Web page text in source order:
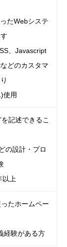
たWebシステ
、Javascript
どのカスタマ
使用
記述できるこ
の設計・プロ
以上
たホームペー
経験がある方